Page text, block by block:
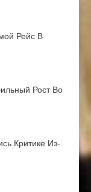
Рейс В
Рост Во
Критике Из-